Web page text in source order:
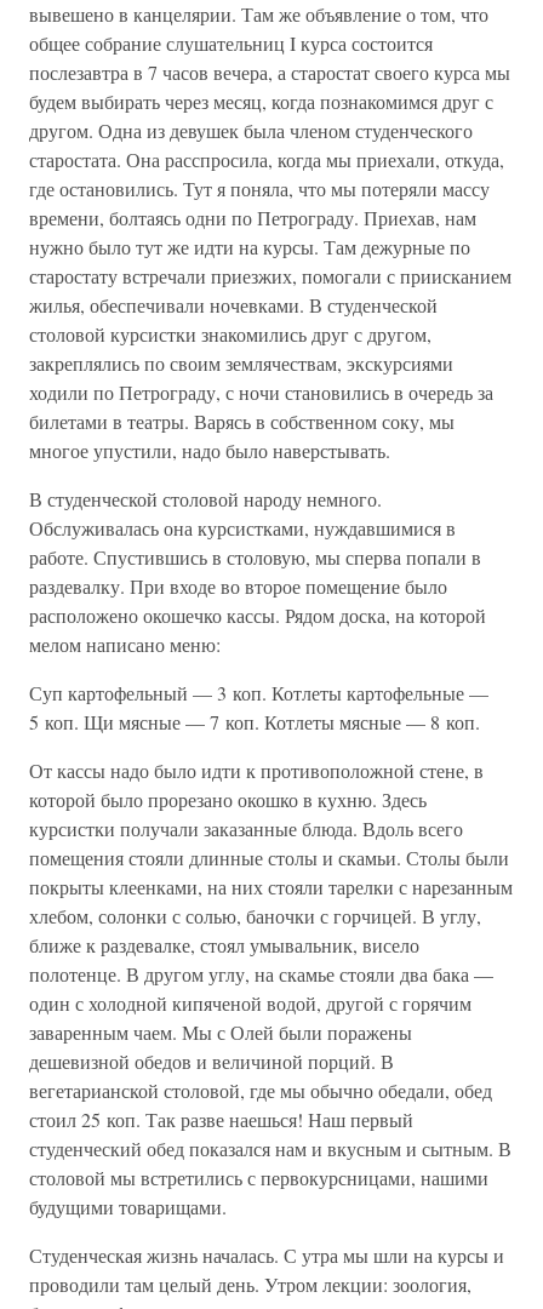
вывешено в канцелярии. Там же объявление о том, что
общее собрание слушательниц I курса состоится
послезавтра в 7 часов вечера, а старостат своего курса мы
будем выбирать через месяц, когда познакомимся друг с
другом. Одна из девушек была членом студенческого
старостата. Она расспросила, когда мы приехали, откуда,
где остановились. Тут я поняла, что мы потеряли массу
времени, болтаясь одни по Петрограду. Приехав, нам
нужно было тут же идти на курсы. Там дежурные по
старостату встречали приезжих, помогали с приисканием
жилья, обеспечивали ночевками. В студенческой
столовой курсистки знакомились друг с другом,
закреплялись по своим землячествам, экскурсиями
ходили по Петрограду, с ночи становились в очередь за
билетами в театры. Варясь в собственном соку, мы
многое упустили, надо было наверстывать.
В студенческой столовой народу немного.
Обслуживалась она курсистками, нуждавшимися в
работе. Спустившись в столовую, мы сперва попали в
раздевалку. При входе во второе помещение было
расположено окошечко кассы. Рядом доска, на которой
мелом написано меню:
Суп картофельный — 3 коп. Котлеты картофельные —
5 коп. Щи мясные — 7 коп. Котлеты мясные — 8 коп.
От кассы надо было идти к противоположной стене, в
которой было прорезано окошко в кухню. Здесь
курсистки получали заказанные блюда. Вдоль всего
помещения стояли длинные столы и скамьи. Столы были
покрыты клеенками, на них стояли тарелки с нарезанным
хлебом, солонки с солью, баночки с горчицей. В углу,
ближе к раздевалке, стоял умывальник, висело
полотенце. В другом углу, на скамье стояли два бака —
один с холодной кипяченой водой, другой с горячим
заваренным чаем. Мы с Олей были поражены
дешевизной обедов и величиной порций. В
вегетарианской столовой, где мы обычно обедали, обед
стоил 25 коп. Так разве наешься! Наш первый
студенческий обед показался нам и вкусным и сытным. В
столовой мы встретились с первокурсницами, нашими
будущими товарищами.
Студенческая жизнь началась. С утра мы шли на курсы и
проводили там целый день. Утром лекции: зоология,